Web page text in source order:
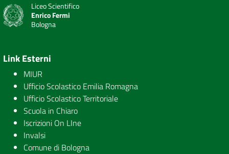
Liceo Scientifico
Enrico Fermi
Bologna
Link Esterni
MIUR
Ufficio Scolastico Emilia Romagna
Ufficio Scolastico Territoriale
Scuola in Chiaro
Iscrizioni On LIne
Invalsi
Comune di Bologna